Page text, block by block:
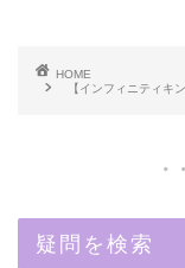
HOME
【インフィニティキ
疑問を検索